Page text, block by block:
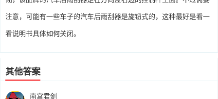
注意，可能有一些车子的汽车后雨刮器是旋钮式的，这种最好是看一
看说明书具体如何关闭。
其他答案
南宫君剑